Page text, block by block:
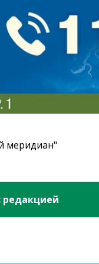
меридиан"
редакцией